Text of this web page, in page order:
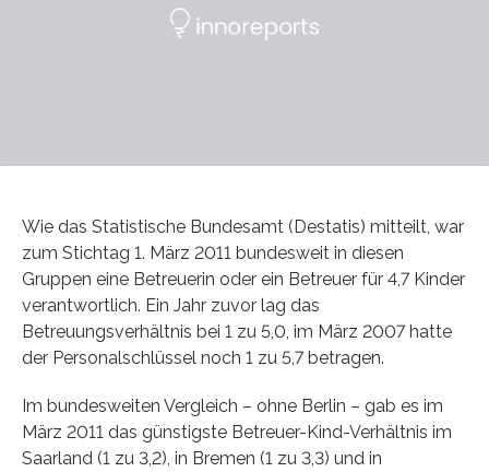
Wie das Statistische Bundesamt (Destatis) mitteilt, war
zum Stichtag 1. März 2011 bundesweit in diesen
Gruppen eine Betreuerin oder ein Betreuer für 4,7 Kinder
verantwortlich. Ein Jahr zuvor lag das
Betreuungsverhältnis bei 1 zu 5,0, im März 2007 hatte
der Personalschlüssel noch 1 zu 5,7 betragen.
Im bundesweiten Vergleich – ohne Berlin – gab es im
März 2011 das günstigste Betreuer-Kind-Verhältnis im
Saarland (1 zu 3,2), in Bremen (1 zu 3,3) und in